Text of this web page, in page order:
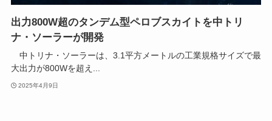
出力800W超のタンデム型ペロブスカイトを中トリ
ナ・ソーラーが開発
中トリナ・ソーラーは、3.1平方メートルの工業規格サイズで最
大出力が800Wを超え...
2025年4月9日